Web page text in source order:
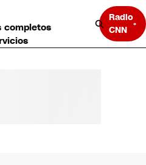
completos
Radio
CNN